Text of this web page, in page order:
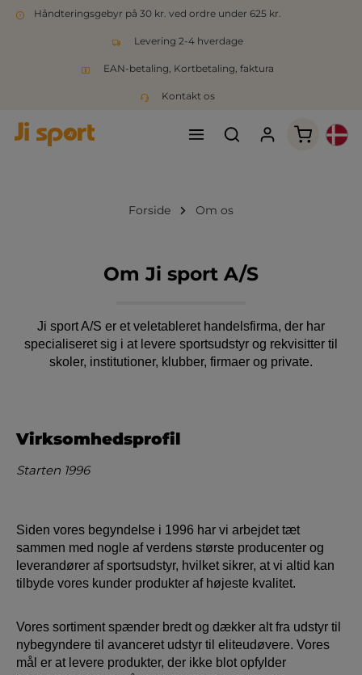
Håndteringsgebyr på 30 kr. ved ordre under 625 kr.
Levering 2-4 hverdage
EAN-betaling, Kortbetaling, faktura
Kontakt os
Forside Om os
Om Ji sport A/S
Ji sport A/S er et veletableret handelsfirma, der har
specialiseret sig i at levere sportsudstyr og rekvisitter til
skoler, institutioner, klubber, firmaer og private.
Virksomhedsprofil
Starten 1996
Siden vores begyndelse i 1996 har vi arbejdet tæt
sammen med nogle af verdens største producenter og
leverandører af sportsudstyr, hvilket sikrer, at vi altid kan
tilbyde vores kunder produkter af højeste kvalitet.
Vores sortiment spænder bredt og dækker alt fra udstyr til
nybegyndere til avanceret udstyr til eliteudøvere. Vores
mål er at levere produkter, der ikke blot opfylder